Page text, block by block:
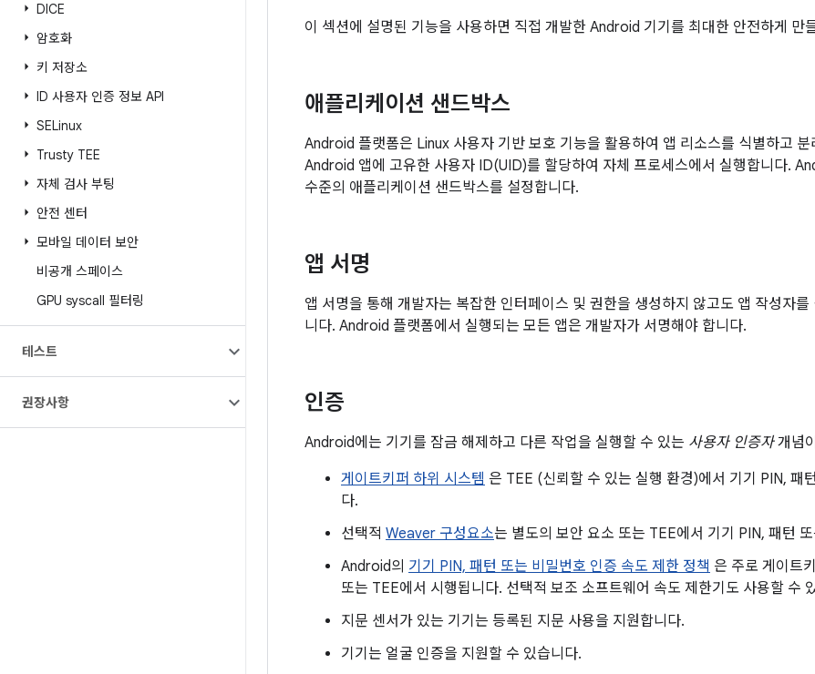
DICE
암호화
키 저장소
ID 사용자 인증 정보 API
SELinux
Trusty TEE
자체 검사 부팅
안전 센터
모바일 데이터 보안
비공개 스페이스
GPU syscall 필터링
테스트
권장사항
이 섹션에 설명된 기능을 사용하면 직접 개발한 Android 기기를 최대한 안전하게 만
애플리케이션 샌드박스
Android 플랫폼은 Linux 사용자 기반 보호 기능을 활용하여 앱 리소스를 식별하고
Android 앱에 고유한 사용자 ID(UID)를 할당하여 자체 프로세스에서 실행합니다.
수준의 애플리케이션 샌드박스를 설정합니다.
앱 서명
앱 서명을 통해 개발자는 복잡한 인터페이스 및 권한을 생성하지 않고도 앱 작성자
니다. Android 플랫폼에서 실행되는 모든 앱은 개발자가 서명해야 합니다.
인증
Android에는 기기를 잠금 해제하고 다른 작업을 실행할 수 있는 사용자 인증자개념
게이트키퍼 하위 시스템 은 TEE (신뢰할 수 있는 실행 환경)에서 기기 PIN, 패
다.
선택적 Weaver 구성요소는 별도의 보안 요소 또는 TEE에서 기기 PIN, 패턴
Android의 기기 PIN, 패턴 또는 비밀번호 인증 속도 제한 정책 은 주로 게이트
또는 TEE에서 시행됩니다. 선택적 보조 소프트웨어 속도 제한기도 사용할 수
지문 센서가 있는 기기는 등록된 지문 사용을 지원합니다.
기기는 얼굴 인증을 지원할 수 있습니다.